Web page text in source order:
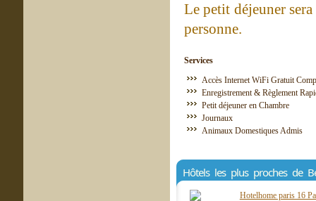
Le petit déjeuner
personne.
Services
Accès Internet WiFi Gratuit
Enregistrement & Règlement
Petit déjeuner en Chambre
Journaux
Animaux Domestiques Admis
Hôtels les plus proches de
Hotelhome paris 16